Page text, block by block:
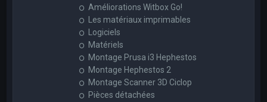
Améliorations Witbox Go!
Les matériaux imprimables
Logiciels
Matériels
Montage Prusa i3 Hephestos
Montage Hephestos 2
Montage Scanner 3D Ciclop
Pièces détachées